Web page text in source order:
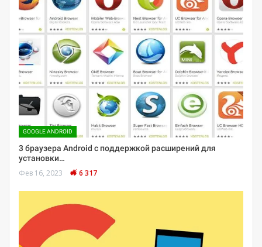
GOOGLE ANDROID
3 браузера Android с поддержкой расширений для
установки…
Фев 16, 2023 6 317